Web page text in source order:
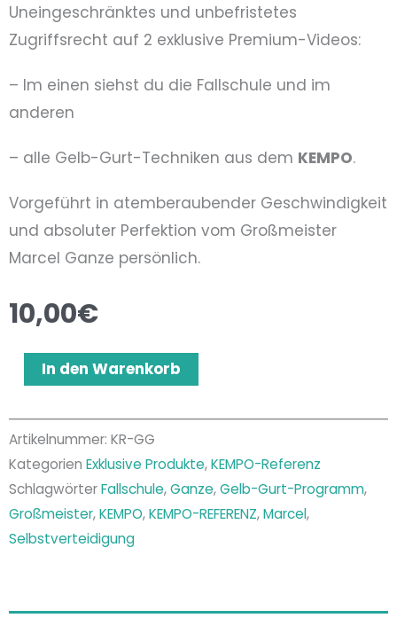
Uneingeschränktes und unbefristetes
Zugriffsrecht auf 2 exklusive Premium-Videos:
– Im einen siehst du die Fallschule und im
anderen
– alle Gelb-Gurt-Techniken aus dem KEMPO.
Vorgeführt in atemberaubender Geschwindigkeit
und absoluter Perfektion vom Großmeister
Marcel Ganze persönlich.
10,00€
Kempo-
Referenz
Gurt
Menge
In den Warenkorb
Artikelnummer: KR-GG
Kategorien Exklusive Produkte,KEMPO-Referenz
SchlagwörterFallschule,Ganze,Gelb-Gurt-Programm,
Großmeister,KEMPO,KEMPO-REFERENZ,Marcel,
Selbstverteidigung